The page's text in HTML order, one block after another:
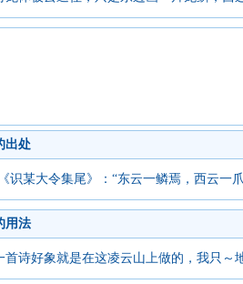
出处
识某大令集尾》：“东云一鳞焉，西云一
用法
首诗好象就是在这凌云山上做的，我只